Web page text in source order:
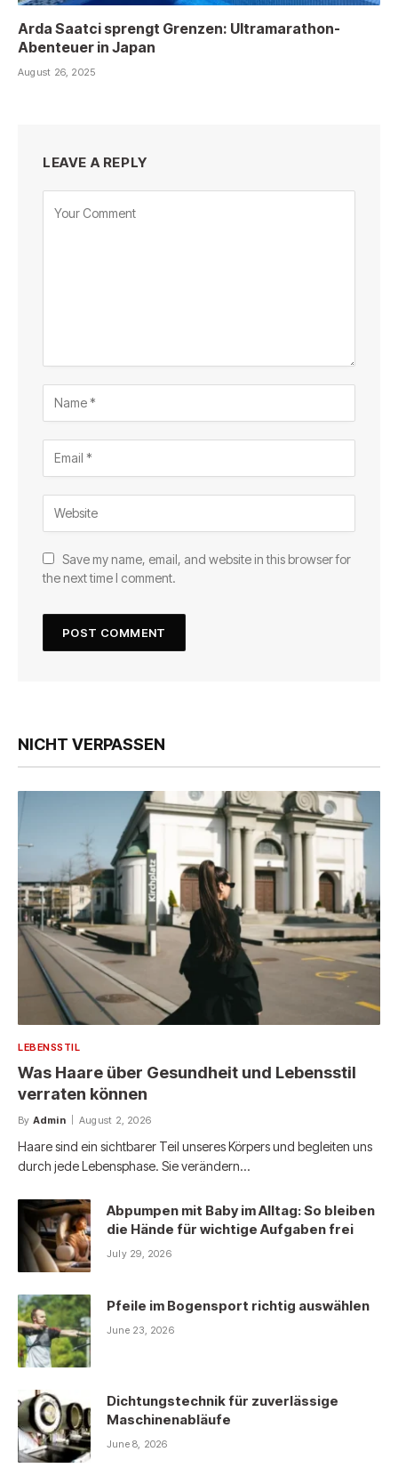
Arda Saatci sprengt Grenzen: Ultramarathon-
Abenteuer in Japan
August 26, 2025
LEAVE A REPLY
Save my name, email, and website in this browser for
the next time I comment.
NICHT VERPASSEN
LEBENSSTIL
Was Haare über Gesundheit und Lebensstil
verraten können
By Admin August 2, 2026
Haare sind ein sichtbarer Teil unseres Körpers und begleiten uns
durch jede Lebensphase. Sie verändern…
Abpumpen mit Baby im Alltag: So bleiben
die Hände für wichtige Aufgaben frei
July 29, 2026
Pfeile im Bogensport richtig auswählen
June 23, 2026
Dichtungstechnik für zuverlässige
Maschinenabläufe
June 8, 2026